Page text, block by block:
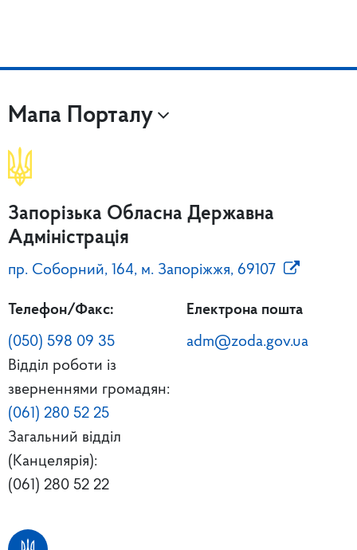
Мапа Порталу
Запорізька Обласна Державна
Адміністрація
пр. Соборний, 164, м. Запоріжжя, 69107
Телефон/Факс:
(050) 598 09 35
Відділ роботи із
зверненнями громадян:
(061) 280 52 25
Загальний відділ
(Канцелярія):
(061) 280 52 22
Електрона пошта
adm@zoda.gov.ua